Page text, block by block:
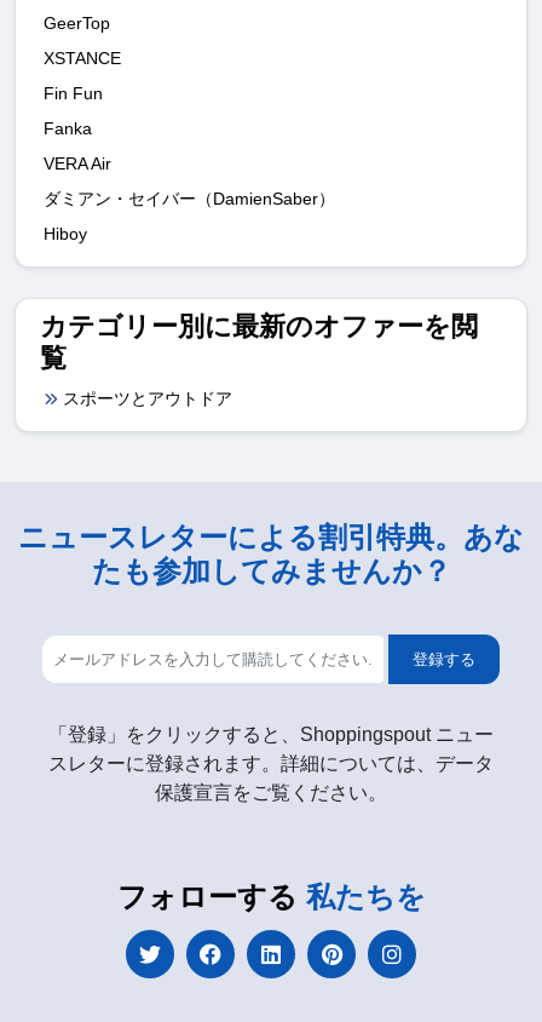
GeerTop
XSTANCE
Fin Fun
Fanka
VERA Air
ダミアン・セイバー（DamienSaber）
Hiboy
カテゴリー別に最新のオファーを閲
覧
スポーツとアウトドア
ニュースレターによる割引特典。あな
たも参加してみませんか？
登録する
「登録」をクリックすると、Shoppingspout ニュー
スレターに登録されます。詳細については、データ
保護宣言をご覧ください。
フォローする 私たちを